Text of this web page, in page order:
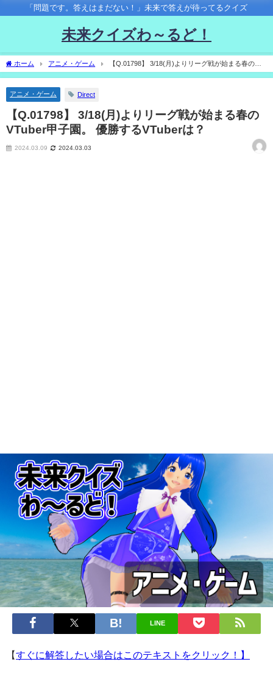
「問題です。答えはまだない！」未来で答えが待ってるクイズ
未来クイズわ～るど！
ホーム アニメ・ゲーム
【Q.01798】 3/18(月)よりリーグ戦が始まる春の
VTuber甲子園。 優勝するVTuberは？
アニメ・ゲーム Direct
【Q.01798】 3/18(月)よりリーグ戦が始まる春の
VTuber甲子園。 優勝するVTuberは？
2024.03.09 2024.03.03
LINE
【すぐに解答したい場合はこのテキストをクリック！】